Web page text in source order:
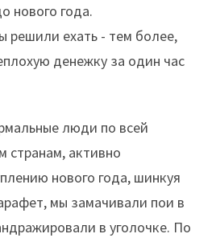
нового года.
решили ехать - тем более,
денежку за один час
люди по всей
странам, активно
нового года, шинкуя
мы замачивали пои в
в уголочке. По